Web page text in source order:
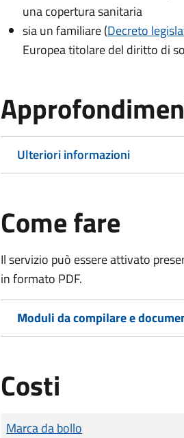
una copertura sanitaria
sia un familiare (Decreto
Europea titolare del diritto di
Ulteriori informazioni
Come fare
Il servizio può essere attivato
in formato PDF.
Moduli da compilare e
Costi
Tipo di pagamento
Importo
Marca da bollo